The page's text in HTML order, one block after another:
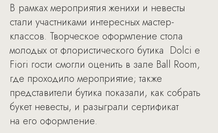
В рамках мероприятия женихи и невесты
стали участниками интересных мастер-
классов. Творческое оформление стола
молодых от флористического бутика Dolci e
Fiori гости смогли оценить в зале Ball Room,
где проходило мероприятие; также
представители бутика показали, как собрать
букет невесты, и разыграли сертификат
на его оформление.